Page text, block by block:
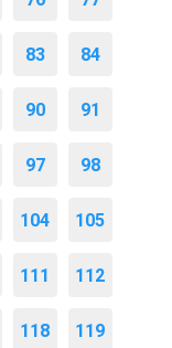
83 84
90 91
97 98
104 105
111 112
118 119